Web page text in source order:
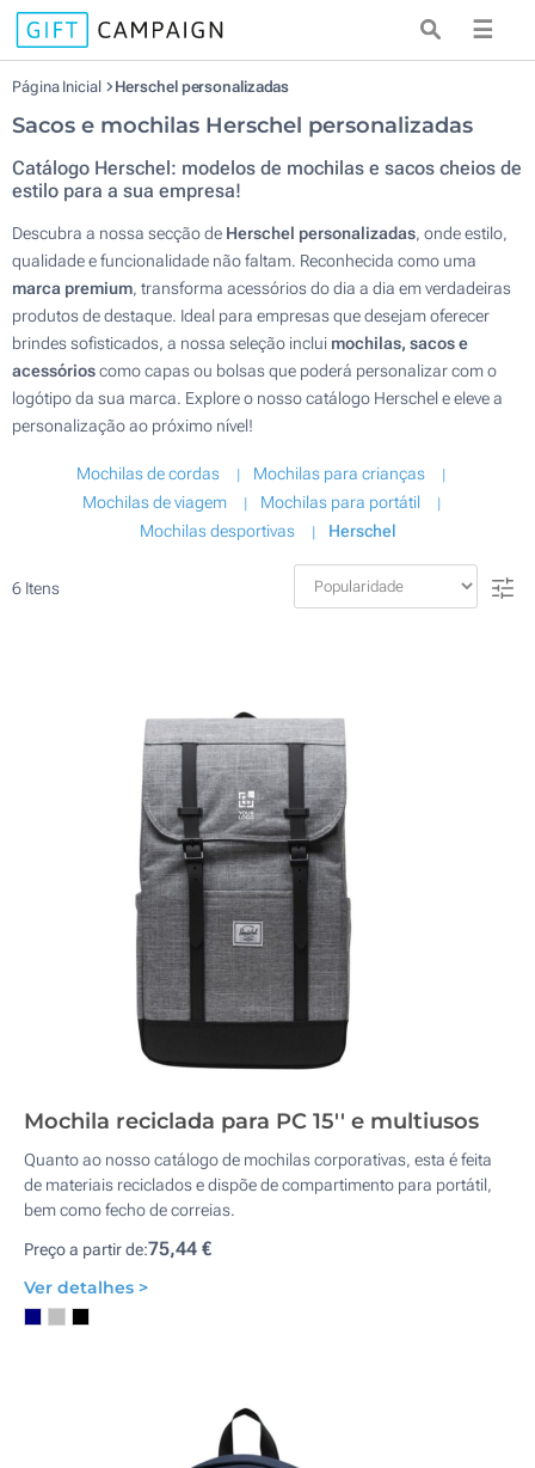
☰
Página Inicial Herschel personalizadas
Sacos e mochilas Herschel personalizadas
Catálogo Herschel: modelos de mochilas e sacos cheios de
estilo para a sua empresa!
Descubra a nossa secção de Herschel personalizadas, onde estilo,
qualidade e funcionalidade não faltam. Reconhecida como uma
marca premium, transforma acessórios do dia a dia em verdadeiras
produtos de destaque. Ideal para empresas que desejam oferecer
brindes sofisticados, a nossa seleção inclui mochilas, sacos e
acessórioscomo capas ou bolsas que poderá personalizar com o
logótipo da sua marca. Explore o nosso catálogo Herschel e eleve a
personalização ao próximo nível!
Mochilas de cordas
Mochilas para crianças
Mochilas de viagem
Mochilas para portátil
Mochilas desportivas
Herschel
6 Itens
Mochila reciclada para PC 15'' e multiusos
Quanto ao nosso catálogo de mochilas corporativas, esta é feita
de materiais reciclados e dispõe de compartimento para portátil,
bem como fecho de correias.
Preço a partir de:75,44 €
Ver detalhes >